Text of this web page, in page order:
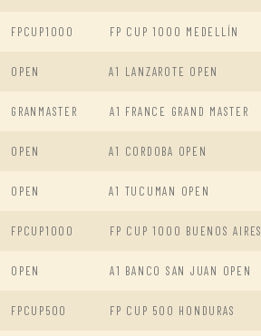
FPCUP1000 FP CUP 1000 MEDELLÍN
OPEN A1 LANZAROTE OPEN
GRANMASTER A1 FRANCE GRAND MASTER
OPEN A1 CORDOBA OPEN
OPEN A1 TUCUMAN OPEN
FPCUP1000 FP CUP 1000 BUENOS AIRES
OPEN A1 BANCO SAN JUAN OPEN
FPCUP500 FP CUP 500 HONDURAS